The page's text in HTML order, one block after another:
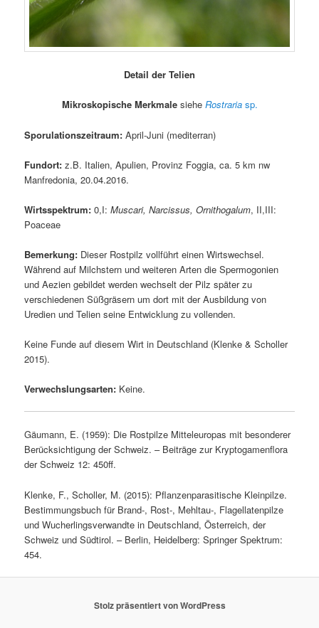
Detail der Telien
Mikroskopische Merkmale siehe Rostraria sp.
Sporulationszeitraum: April-Juni (mediterran)
Fundort: z.B. Italien, Apulien, Provinz Foggia, ca. 5 km nw
Manfredonia, 20.04.2016.
Wirtsspektrum:0,I:Muscari, Narcissus, Ornithogalum, II,III:
Poaceae
Bemerkung: Dieser Rostpilz vollführt einen Wirtswechsel.
Während auf Milchstern und weiteren Arten die Spermogonien
und Aezien gebildet werden wechselt der Pilz später zu
verschiedenen Süßgräsern um dort mit der Ausbildung von
Uredien und Telien seine Entwicklung zu vollenden.
Keine Funde auf diesem Wirt in Deutschland (Klenke & Scholler
2015).
Verwechslungsarten: Keine.
Gäumann, E. (1959): Die Rostpilze Mitteleuropas mit besonderer
Berücksichtigung der Schweiz. – Beiträge zur Kryptogamenflora
der Schweiz 12: 450ff.
Klenke, F., Scholler, M. (2015): Pflanzenparasitische Kleinpilze.
Bestimmungsbuch für Brand-, Rost-, Mehltau-, Flagellatenpilze
und Wucherlingsverwandte in Deutschland, Österreich, der
Schweiz und Südtirol. – Berlin, Heidelberg: Springer Spektrum:
454.
Stolz präsentiert von WordPress